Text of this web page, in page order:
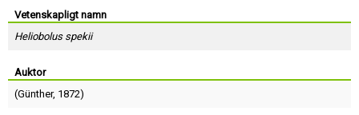
Vetenskapligt namn
Heliobolus spekii
Auktor
(Günther, 1872)
Lösenord: